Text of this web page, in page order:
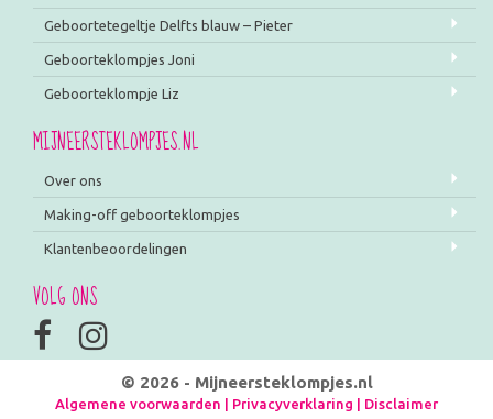
Geboortetegeltje Delfts blauw – Pieter
Geboorteklompjes Joni
Geboorteklompje Liz
MIJNEERSTEKLOMPJES.NL
Over ons
Making-off geboorteklompjes
Klantenbeoordelingen
VOLG ONS
© 2026 - Mijneersteklompjes.nl
Algemene voorwaarden | Privacyverklaring | Disclaimer